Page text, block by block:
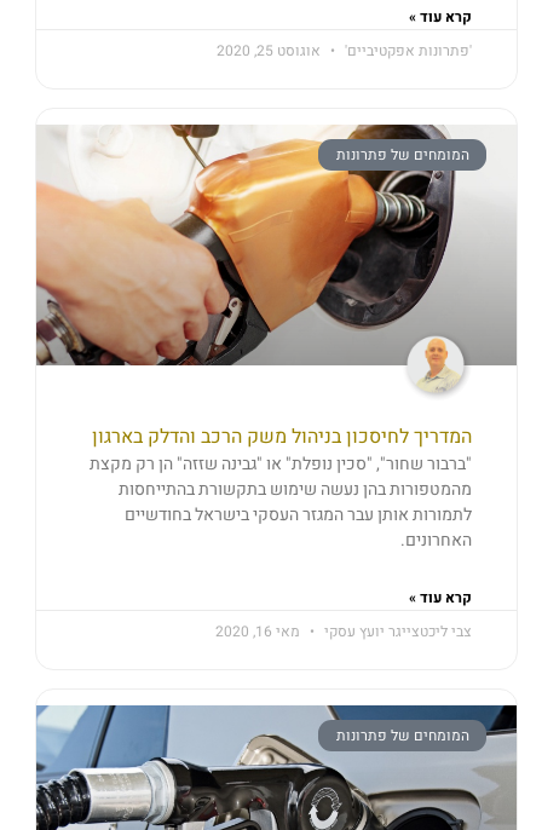
קרא עוד »
'פתרונות אפקטיביים'
אוגוסט 25, 2020
המומחים של פתרונות
המדריך לחיסכון בניהול משק הרכב והדלק בארגון
"ברבור שחור", "סכין נופלת" או "גבינה שזזה" הן רק מקצת
מהמטפורות בהן נעשה שימוש בתקשורת בהתייחסות
לתמורות אותן עבר המגזר העסקי בישראל בחודשיים
האחרונים.
קרא עוד »
צבי ליכטצייגר יועץ עסקי
מאי 16, 2020
המומחים של פתרונות